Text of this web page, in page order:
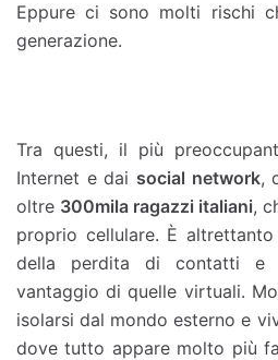
Eppure ci sono molti rischi
generazione.
Tra questi, il più
Internet e dai social network,
oltre 300mila ragazzi italiani,
proprio cellulare. È
della perdita di contatti e
vantaggio di quelle virtuali.
isolarsi dal mondo esterno e
dove tutto appare molto più